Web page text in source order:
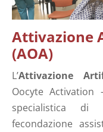
Attivazione
(AOA)
L’Attivazione
Oocyte
specialistica di
fecondazione